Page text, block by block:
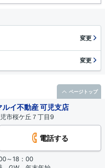
変更
変更
イ不動産 可児支店
市桜ケ丘７丁目9
電話する
～18：00
ページトップ